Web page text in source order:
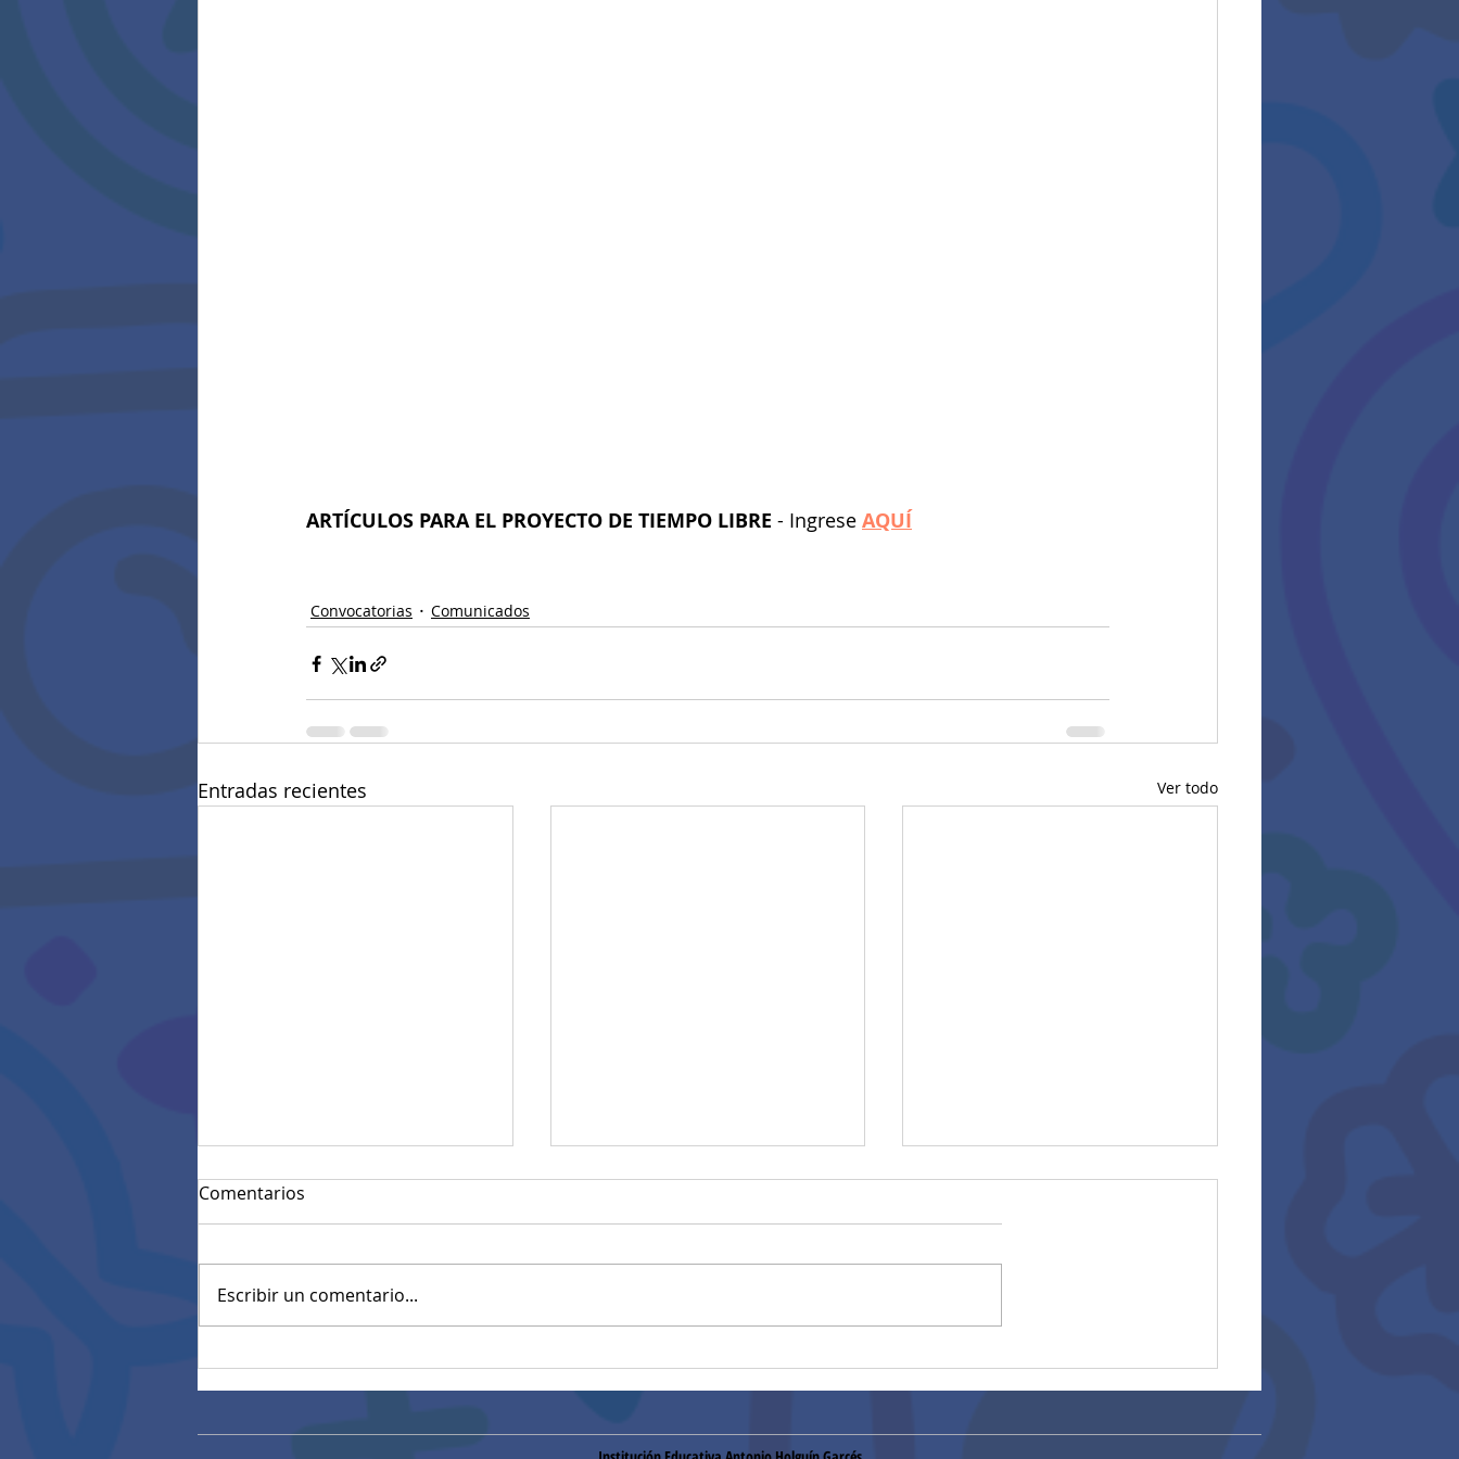
ARTÍCULOS PARA EL PROYECTO DE TIEMPO LIBRE - Ingrese AQUÍ
Convocatorias Comunicados
Entradas recientes Ver todo
eléctricos (27/01/2026)
mantenimiento de cámaras,
contable 2026 (27/01/2026)
Comentarios
Escribir un comentario...